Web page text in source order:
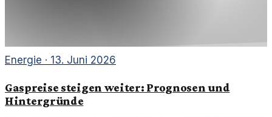
Energie · 13. Juni 2026
Gaspreise steigen weiter: Prognosen und
Hintergründe